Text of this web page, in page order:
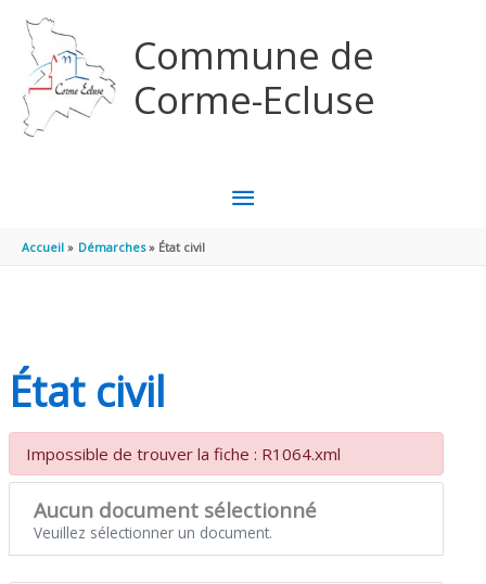
Commune de
Corme-Ecluse
MENU
Accueil Démarches État civil
État civil
Impossible de trouver la fiche : R1064.xml
Aucun document sélectionné
Veuillez sélectionner un document.